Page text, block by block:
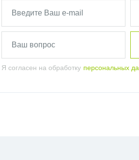
Я согласен на обработку персональных